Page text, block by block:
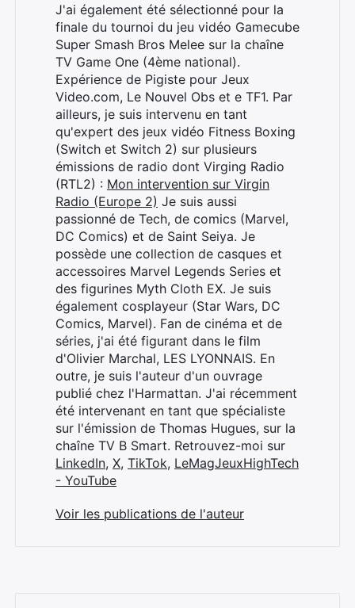
J'ai également été sélectionné pour la
finale du tournoi du jeu vidéo Gamecube
Super Smash Bros Melee sur la chaîne
TV Game One (4ème national).
Expérience de Pigiste pour Jeux
Video.com, Le Nouvel Obs et e TF1. Par
ailleurs, je suis intervenu en tant
qu'expert des jeux vidéo Fitness Boxing
(Switch et Switch 2) sur plusieurs
émissions de radio dont Virging Radio
(RTL2) : Mon intervention sur Virgin
Radio (Europe 2) Je suis aussi
passionné de Tech, de comics (Marvel,
DC Comics) et de Saint Seiya. Je
possède une collection de casques et
accessoires Marvel Legends Series et
des figurines Myth Cloth EX. Je suis
également cosplayeur (Star Wars, DC
Comics, Marvel). Fan de cinéma et de
séries, j'ai été figurant dans le film
d'Olivier Marchal, LES LYONNAIS. En
outre, je suis l'auteur d'un ouvrage
publié chez l'Harmattan. J'ai récemment
été intervenant en tant que spécialiste
sur l'émission de Thomas Hugues, sur la
chaîne TV B Smart. Retrouvez-moi sur
LinkedIn, X, TikTok, LeMagJeuxHighTech
- YouTube
Voir les publications de l'auteur
Rechercher
: